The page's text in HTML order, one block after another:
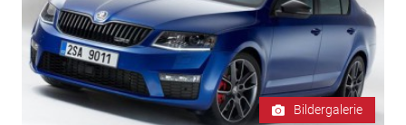
Bildergalerie